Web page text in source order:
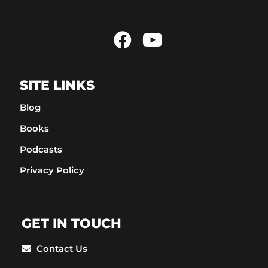
SITE LINKS
Blog
Books
Podcasts
Privacy Policy
GET IN TOUCH
Contact Us